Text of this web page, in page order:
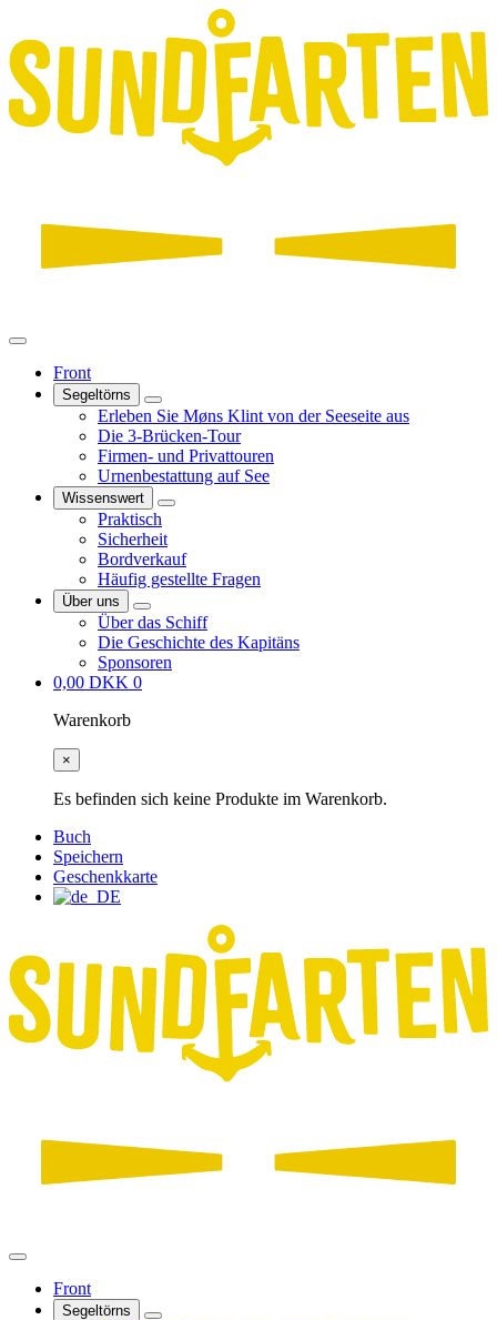
Front
Segeltörns
Erleben Sie Møns Klint von der Seeseite aus
Die 3-Brücken-Tour
Firmen- und Privattouren
Urnenbestattung auf See
Wissenswert
Praktisch
Sicherheit
Bordverkauf
Häufig gestellte Fragen
Über uns
Über das Schiff
Die Geschichte des Kapitäns
Sponsoren
0,00 DKK 0
Warenkorb
×
Es befinden sich keine Produkte im Warenkorb.
Buch
Speichern
Geschenkkarte
Front
Segeltörns